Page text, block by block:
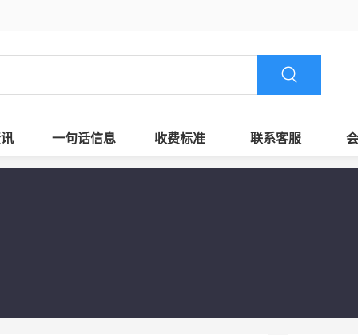
一句话信息 收费标准 联系客服